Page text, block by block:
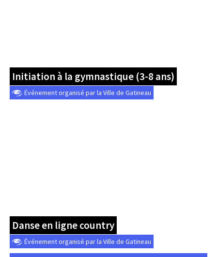
Initiation à la gymnastique (3-8 ans)
Événement organisé par la Ville de Gatineau
Danse en ligne country
Événement organisé par la Ville de Gatineau